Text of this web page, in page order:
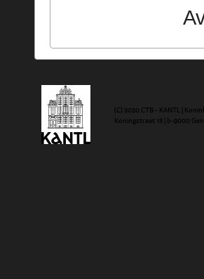
(C) 2020 CTB - KANTL |
Koningstraat 18 | b-9000